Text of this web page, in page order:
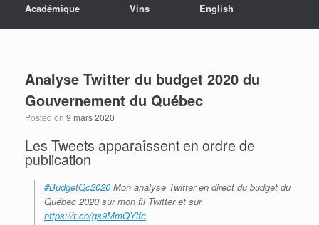
Académique Vins English
Analyse Twitter du budget 2020 du
Gouvernement du Québec
Posted on 9 mars 2020
Les Tweets apparaîssent en ordre de
publication
#BudgetQc2020 Mon analyse Twitter en direct du budget du
Québec 2020 sur mon fil Twitter et sur
https://t.co/gs9MmQYlfc